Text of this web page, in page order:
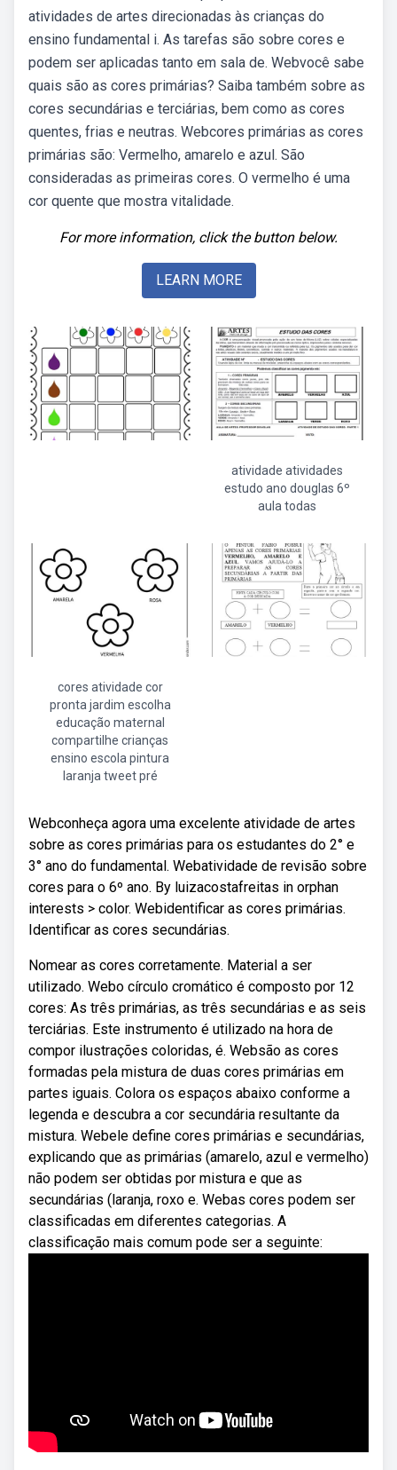
atividades de artes direcionadas às crianças do
ensino fundamental i. As tarefas são sobre cores e
podem ser aplicadas tanto em sala de. Webvocê sabe
quais são as cores primárias? Saiba também sobre as
cores secundárias e terciárias, bem como as cores
quentes, frias e neutras. Webcores primárias as cores
primárias são: Vermelho, amarelo e azul. São
consideradas as primeiras cores. O vermelho é uma
cor quente que mostra vitalidade.
For more information, click the button below.
LEARN MORE
atividade atividades
estudo ano douglas 6º
aula todas
cores atividade cor
pronta jardim escolha
educação maternal
compartilhe crianças
ensino escola pintura
laranja tweet pré
Webconheça agora uma excelente atividade de artes
sobre as cores primárias para os estudantes do 2° e
3° ano do fundamental. Webatividade de revisão sobre
cores para o 6º ano. By luizacostafreitas in orphan
interests > color. Webidentificar as cores primárias.
Identificar as cores secundárias.
Nomear as cores corretamente. Material a ser
utilizado. Webo círculo cromático é composto por 12
cores: As três primárias, as três secundárias e as seis
terciárias. Este instrumento é utilizado na hora de
compor ilustrações coloridas, é. Websão as cores
formadas pela mistura de duas cores primárias em
partes iguais. Colora os espaços abaixo conforme a
legenda e descubra a cor secundária resultante da
mistura. Webele define cores primárias e secundárias,
explicando que as primárias (amarelo, azul e vermelho)
não podem ser obtidas por mistura e que as
secundárias (laranja, roxo e. Webas cores podem ser
classificadas em diferentes categorias. A
classificação mais comum pode ser a seguinte: